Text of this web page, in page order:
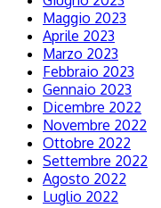
Maggio 2023
Aprile 2023
Marzo 2023
Febbraio 2023
Gennaio 2023
Dicembre 2022
Novembre 2022
Ottobre 2022
Settembre 2022
Agosto 2022
Luglio 2022